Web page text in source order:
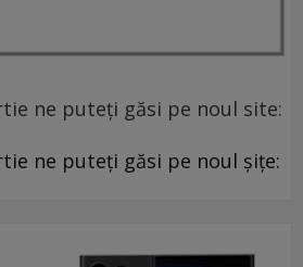
ne puteți găsi pe noul site:
ne puteți găsi pe noul șițe: